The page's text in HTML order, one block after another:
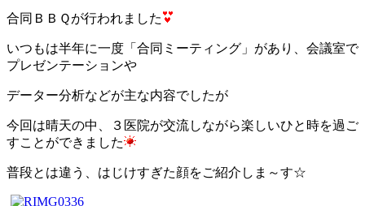
合同ＢＢＱが行われました
いつもは半年に一度「合同ミーティング」があり、会議室で
プレゼンテーションや
データー分析などが主な内容でしたが
今回は晴天の中、３医院が交流しながら楽しいひと時を過ご
すことができました
普段とは違う、はじけすぎた顔をご紹介しま～す☆